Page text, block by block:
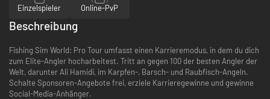
Einzelspieler Online-PvP
Beschreibung
Fishing Sim World: Pro Tour umfasst einen Karrieremodus, in dem du dich
zum Elite-Angler hocharbeitest. Tritt an gegen 100 der besten Angler der
Welt, darunter Ali Hamidi, im Karpfen-, Barsch- und Raubfisch-Angeln.
Schalte Sponsoren-Angebote frei, erziele Karrieregewinne und gewinne
Social-Media-Anhänger.